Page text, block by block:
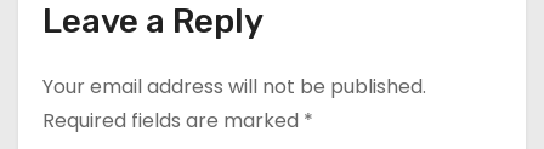
Leave a Reply
Your email address will not be published.
Required fields are marked *